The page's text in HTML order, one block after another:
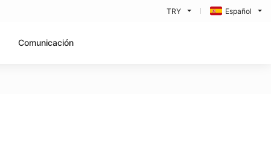
TRY Español
Comunicación